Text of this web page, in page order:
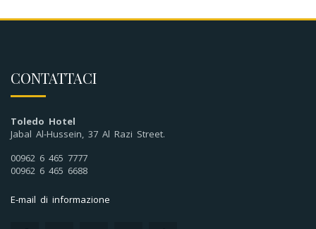
CONTATTACI
Toledo Hotel
Jabal Al-Hussein, 37 Al Razi Street.
00962 6 465 7777
00962 6 465 6688
E-mail di informazione